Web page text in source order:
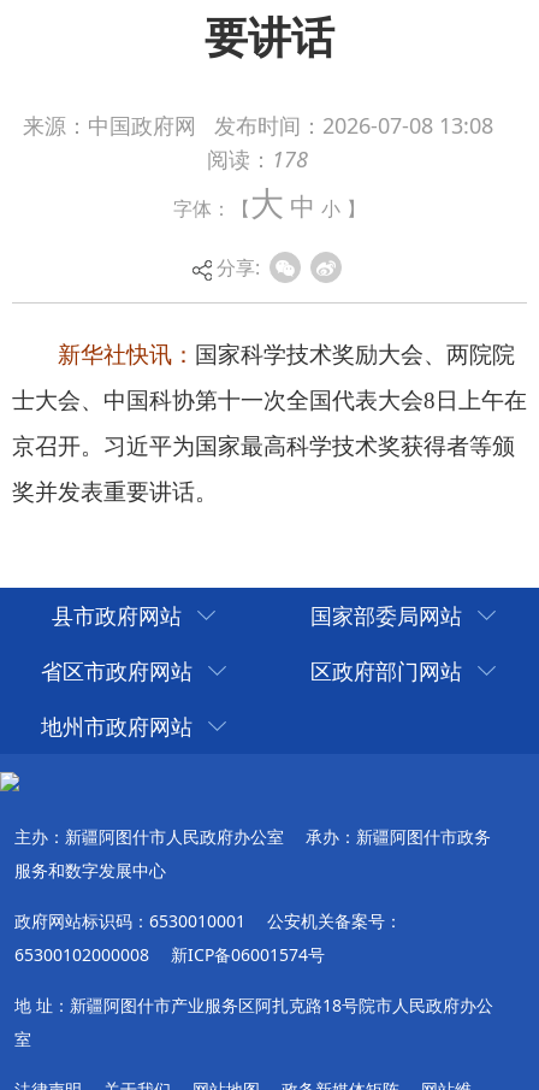
要讲话
来源：中国政府网 发布时间： 2026-07-08 13:08
阅读： 178
字体：【大 中 小 】
分享:
新华社快讯：国家科学技术奖励大会、两院院
士大会、中国科协第十一次全国代表大会8日上午在
京召开。习近平为国家最高科学技术奖获得者等颁
县市政府网站
国家部委局网站
省区市政府网站
区政府部门网站
地州市政府网站
主办：新疆阿图什市人民政府办公室
承办：新疆阿图什市政务
服务和数字发展中心
政府网站标识码：6530010001
公安机关备案号：
65300102000008
新ICP备06001574号
地 址：新疆阿图什市产业服务区阿扎克路18号院市人民政府办公
室